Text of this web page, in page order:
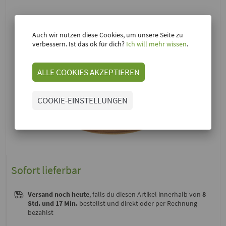
Sofort lieferbar
Versand noch heute, falls du diesen Artikel innerhalb von8
Std. und 17 Min. bestellst und direkt oder per Rechnung
bezahlst
Auch wir nutzen diese Cookies, um unsere Seite zu
verbessern. Ist das ok für dich? Ich will mehr wissen.
ALLE COOKIES AKZEPTIEREN
COOKIE-EINSTELLUNGEN